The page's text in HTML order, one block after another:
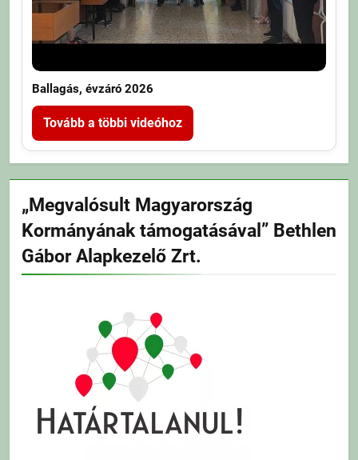
Ballagás, évzáró 2026
Tovább a többi videóhoz
„Megvalósult Magyarország
Kormányának támogatásával” Bethlen
Gábor Alapkezelő Zrt.